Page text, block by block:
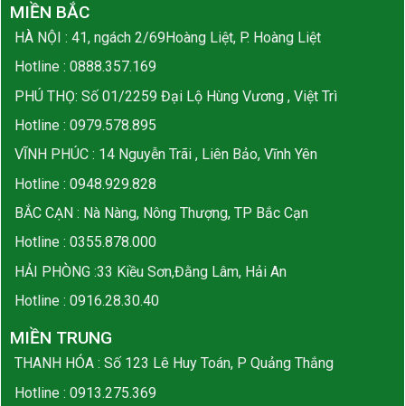
MIỀN BẮC
HÀ NỘI : 41, ngách 2/69Hoàng Liệt, P. Hoàng Liệt
Hotline : 0888.357.169
PHÚ THỌ: Số 01/2259 Đại Lộ Hùng Vương , Việt Trì
Hotline : 0979.578.895
VĨNH PHÚC : 14 Nguyễn Trãi , Liên Bảo, Vĩnh Yên
Hotline : 0948.929.828
BẮC CẠN : Nà Nàng, Nông Thượng, TP Bắc Cạn
Hotline : 0355.878.000
HẢI PHÒNG :33 Kiều Sơn,Đằng Lâm, Hải An
Hotline : 0916.28.30.40
MIỀN TRUNG
THANH HÓA : Số 123 Lê Huy Toán, P Quảng Thắng
Hotline : 0913.275.369